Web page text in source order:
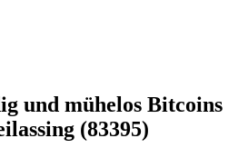
und mühelos Bitcoins
(83395)